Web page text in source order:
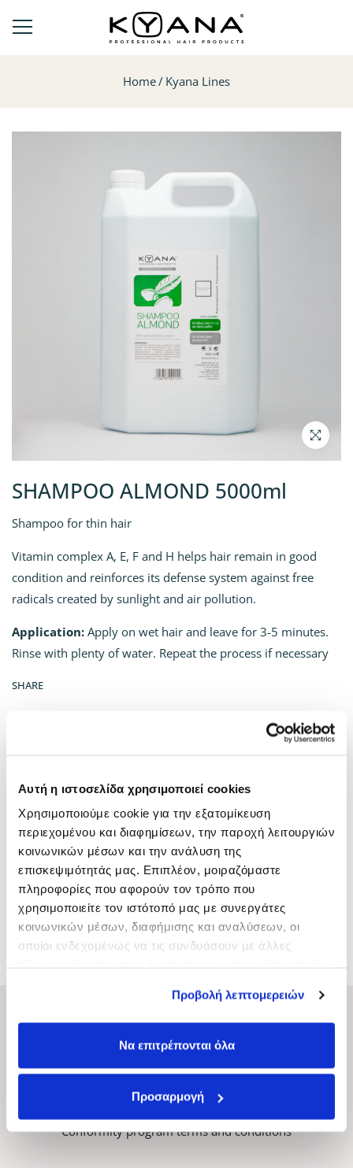
Αυτή η ιστοσελίδα χρησιμοποιεί cookies
Χρησιμοποιούμε cookie για την εξατομίκευση
περιεχομένου και διαφημίσεων, την παροχή λειτουργιών
κοινωνικών μέσων και την ανάλυση της
επισκεψιμότητάς μας. Επιπλέον, μοιραζόμαστε
πληροφορίες που αφορούν τον τρόπο που
χρησιμοποιείτε τον ιστότοπό μας με συνεργάτες
κοινωνικών μέσων, διαφήμισης και αναλύσεων, οι
οποίοι ενδεχομένως να τις συνδυάσουν με άλλες
Προβολή λεπτομερειών
Να επιτρέπονται όλα
Προσαρμογή
Home Kyana Lines
SHAMPOO ALMOND 5000ml
Shampoo for thin hair
Vitamin complex A, E, F and H helps hair remain in good
condition and reinforces its defense system against free
radicals created by sunlight and air pollution.
Application: Apply on wet hair and leave for 3-5 minutes.
Rinse with plenty of water. Repeat the process if necessary
SHARE
SHAMPOO POST COLOR
SHAMPOO CHOCO
ΚYANA Professional Hair
Privacy Policy – Terms & Conditions
Kyana Cookies Policy
Conformity program terms and conditions